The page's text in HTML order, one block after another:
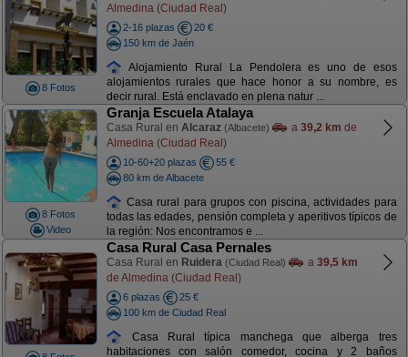
8 Fotos
Almedina (Ciudad Real)
2-16 plazas
20 €
150 km de Jaén
Alojamiento Rural La Pendolera es uno de esos
alojamientos rurales que hace honor a su nombre, es
decir rural. Está enclavado en plena natur ...
8 Fotos
Video
Granja Escuela Atalaya
Casa Rural en Alcaraz (Albacete) a 39,2 km de
Almedina (Ciudad Real)
10-60+20 plazas
55 €
80 km de Albacete
Casa rural para grupos con piscina, actividades para
todas las edades, pensión completa y aperitivos típicos de
la región: Nos encontramos e ...
Casa Rural Casa Pernales
Casa Rural en Ruidera (Ciudad Real) a 39,5 km
de Almedina (Ciudad Real)
6 plazas
25 €
100 km de Ciudad Real
Casa Rural típica manchega que alberga tres
habitaciones con salón comedor, cocina y 2 baños